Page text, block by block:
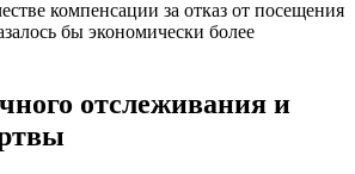
компенсации за отказ от посещения
бы экономически более
отслеживания и